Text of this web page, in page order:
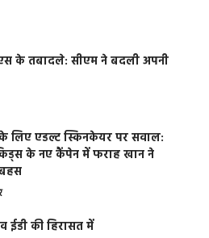
के तबादले: सीएम ने बदली अपनी
लिए एडल्ट स्किनकेयर पर सवाल:
के नए कैंपेन में फराह खान ने
ईडी की हिरासत में